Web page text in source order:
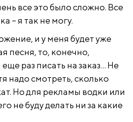
все это было сложно. Все
– я так не могу.
и у меня будет уже
песня, то, конечно,
раз писать на заказ… Не
надо смотреть, сколько
Но для рекламы водки или
не буду делать ни за какие